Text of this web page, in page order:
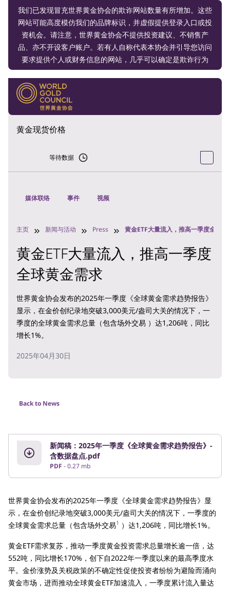
我们已发现冒充世界黄金协会的欺诈网站数量有所增加。这些
网站可能高度模仿我们的品牌标识，并虚假提供登录入口或投
资机会。请注意，世界黄金协会不提供投资建议、不销售产
品、亦不开设客户账户。若有人自称代表本协会并引导您访问
要求提供个人或财务信息的网站，几乎可以确定是欺诈行为
黄金现货价格
等待数据
媒体联络 事件 视频
主页 新闻与活动 Press 黄金ETF大量流入，推高一季度全球黄
黄金ETF大量流入，推高一季度
全球黄金需求
世界黄金协会发布的2025年一季度《全球黄金需求趋势报告》
显示，在金价创纪录地突破3,000美元/盎司大关的情况下，一
季度的全球黄金需求总量（包含场外交易 ）达1,206吨，同比
增长1%。
2025年04月30日
Back to News
新闻稿：2025年一季度《全球黄金需求趋势报告》-
含数据盘点.pdf
PDF 0.27 mb
世界黄金协会发布的2025年一季度《全球黄金需求趋势报告》显
示，在金价创纪录地突破3,000美元/盎司大关的情况下，一季度的
全球黄金需求总量（包含场外交易1 ）达1,206吨，同比增长1%。
黄金ETF需求复苏，推动一季度黄金投资需求总量增长逾一倍，达
552吨，同比增长170%，创下自2022年一季度以来的最高季度水
平。金价涨势及关税政策的不确定性促使投资者纷纷为避险而涌向
黄金市场，进而推动全球黄金ETF加速流入，一季度累计流入量达